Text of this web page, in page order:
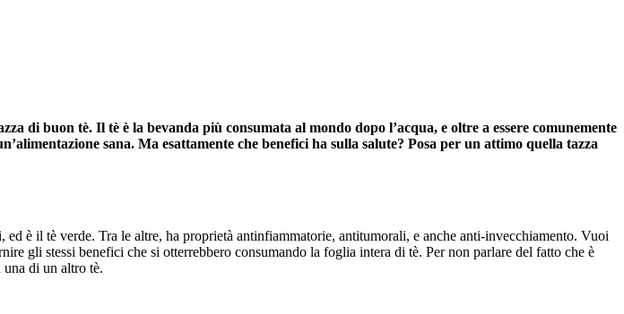
di buon tè. Il tè è la bevanda più consumata al mondo dopo l’acqua, e oltre a essere comunemente
sana. Ma esattamente che benefici ha sulla salute? Posa per un attimo quella tazza
è il tè verde. Tra le altre, ha proprietà antinfiammatorie, antitumorali, e anche anti-invecchiamento. Vuoi
gli stessi benefici che si otterrebbero consumando la foglia intera di tè. Per non parlare del fatto che è
di un altro tè.